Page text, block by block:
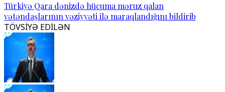
Türkiyə Qara dənizdə hücuma məruz qalan
vətəndaşlarının vəziyyəti ilə maraqlandığını bildirib
TÖVSİYƏ EDİLƏN